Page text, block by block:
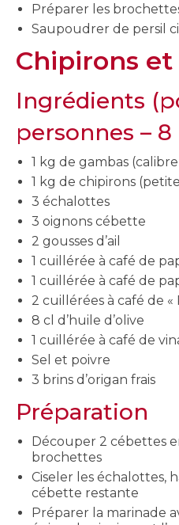
Préparer les
Saupoudrer de persil
Chipirons
Ingrédients
personnes –
1 kg de gambas (calibre
1 kg de chipirons
3 échalottes
3 oignons cébette
2 gousses d’ail
1 cuillérée à café de
1 cuillérée à café de
2 cuillérées à café de
8 cl d’huile d’olive
1 cuillérée à café de
Sel et poivre
3 brins d’origan frais
Préparation
Découper 2 cébettes
brochettes
Ciseler les échalottes,
cébette restante
Préparer la marinade